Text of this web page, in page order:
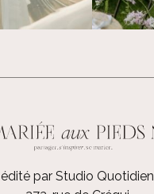
édité par Studio Quotidien